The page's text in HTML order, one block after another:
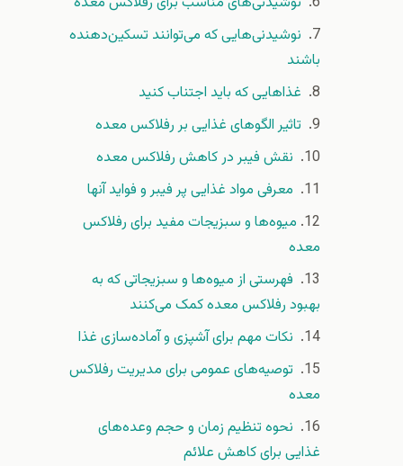
نوشیدنی‌هایی که می‌توانند تسکین‌دهنده
باشند
غذاهایی که باید اجتناب کنید
تاثیر الگوهای غذایی بر رفلاکس معده
نقش فیبر در کاهش رفلاکس معده
معرفی مواد غذایی پر فیبر و فواید آنها
میوه‌ها و سبزیجات مفید برای رفلاکس
معده
فهرستی از میوه‌ها و سبزیجاتی که به
بهبود رفلاکس معده کمک می‌کنند
نکات مهم برای آشپزی و آماده‌سازی غذا
توصیه‌های عمومی برای مدیریت رفلاکس
معده
نحوه تنظیم زمان و حجم وعده‌های
غذایی برای کاهش علائم